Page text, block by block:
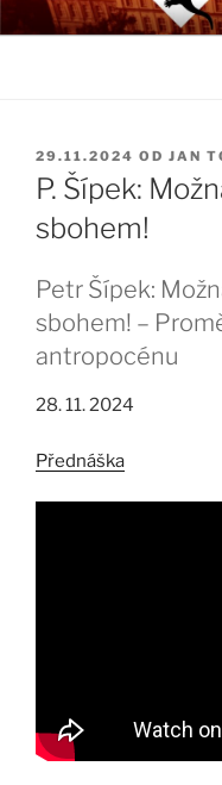
k
Určeno všem
PUBLIKOVÁNO
29.11.2024 OD JAN
P. Šípek:
sbohem!
Petr Šípek:
sbohem! –
antropocénu
28. 11. 2024
Přednáška